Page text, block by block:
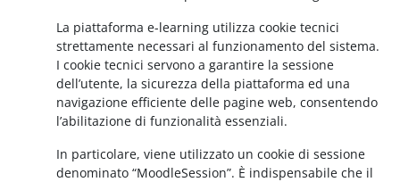
La piattaforma e-learning utilizza cookie tecnici
strettamente necessari al funzionamento del sistema.
I cookie tecnici servono a garantire la sessione
dell’utente, la sicurezza della piattaforma ed una
navigazione efficiente delle pagine web, consentendo
l’abilitazione di funzionalità essenziali.
In particolare, viene utilizzato un cookie di sessione
denominato “MoodleSession”. È indispensabile che il